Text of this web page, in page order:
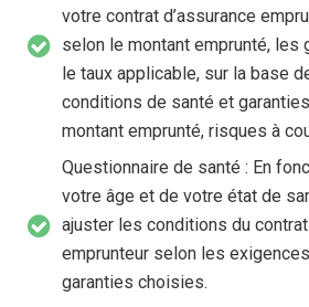
votre contrat d’assurance
selon le montant emprunté, les
le taux applicable, sur la base
conditions de santé et
montant emprunté, risques à
Questionnaire de santé : En
votre âge et de votre état de
ajuster les conditions du contrat
emprunteur selon les
garanties choisies.